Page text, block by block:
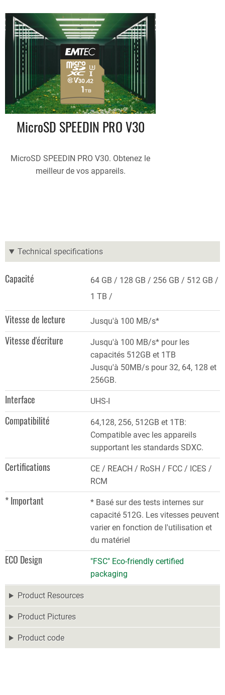
MicroSD SPEEDIN PRO V30
MicroSD SPEEDIN PRO V30. Obtenez le
meilleur de vos appareils.
Technical specifications
Capacité 64 GB 128 GB 256 GB
512 GB
1 TB
Vitesse de lecture Jusqu'à 100 MB/s*
Vitesse d'écriture
Jusqu'à 100 MB/s* pour les
capacités 512GB et 1TB
Jusqu'à 50MB/s pour 32, 64, 128 et
256GB.
Interface UHS-I
Compatibilité
64,128, 256, 512GB et 1TB:
Compatible avec les appareils
supportant les standards SDXC.
Certifications
CE / REACH / RoSH / FCC / ICES /
RCM
* Important
* Basé sur des tests internes sur
capacité 512G. Les vitesses peuvent
varier en fonction de l'utilisation et
du matériel
ECO Design
"FSC" Eco-friendly certified
packaging
Product Resources
Product Pictures
Product code